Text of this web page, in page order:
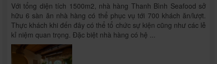
Với tổng diện tích 1500m2, nhà hàng Thanh Bình Seafood sở
hữu 6 sàn ăn nhà hàng có thể phục vụ tới 700 khách ăn/lượt.
Thực khách khi đến đây có thể tổ chức sự kiện cũng như các lễ
kỉ niệm quan trọng. Đặc biệt nhà hàng có hệ ...